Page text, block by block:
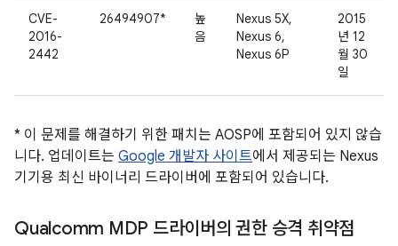
CVE-
2016-
2442
26494907*
높
음
Nexus 5X,
Nexus 6,
Nexus 6P
2015
년 12
월 30
일
* 이 문제를 해결하기 위한 패치는 AOSP에 포함되어 있지 않습
니다. 업데이트는 Google 개발자 사이트에서 제공되는 Nexus
기기용 최신 바이너리 드라이버에 포함되어 있습니다.
Qualcomm MDP 드라이버의 권한 승격 취약점